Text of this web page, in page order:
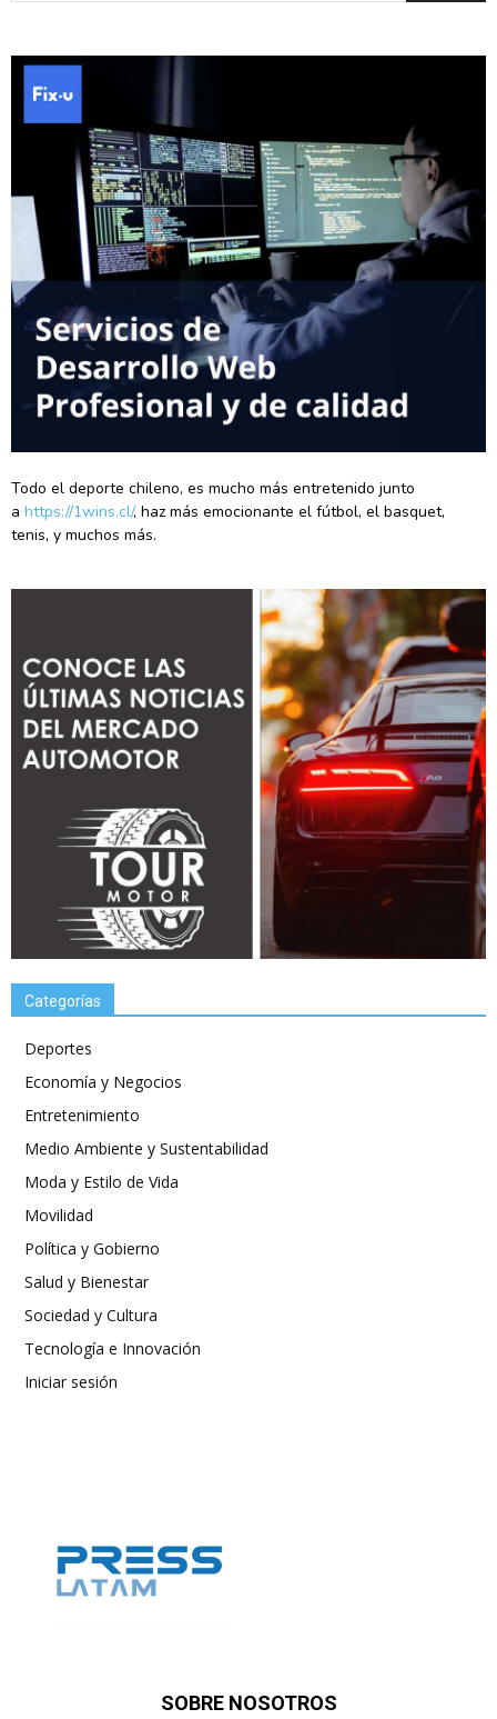
Todo el deporte chileno, es mucho más entretenido junto
a https://1wins.cl/, haz más emocionante el fútbol, el basquet,
tenis, y muchos más.
Categorías
Deportes
Economía y Negocios
Entretenimiento
Medio Ambiente y Sustentabilidad
Moda y Estilo de Vida
Movilidad
Política y Gobierno
Salud y Bienestar
Sociedad y Cultura
Tecnología e Innovación
Iniciar sesión
SOBRE NOSOTROS